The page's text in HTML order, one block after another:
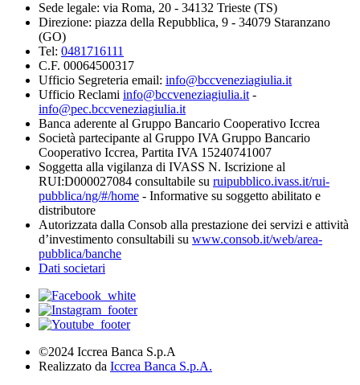
Sede legale: via Roma, 20 - 34132 Trieste (TS)
Direzione: piazza della Repubblica, 9 - 34079 Staranzano
(GO)
Tel: 0481716111
C.F. 00064500317
Ufficio Segreteria email: info@bccveneziagiulia.it
Ufficio Reclami info@bccveneziagiulia.it -
info@pec.bccveneziagiulia.it
Banca aderente al Gruppo Bancario Cooperativo Iccrea
Società partecipante al Gruppo IVA Gruppo Bancario
Cooperativo Iccrea, Partita IVA 15240741007
Soggetta alla vigilanza di IVASS N. Iscrizione al
RUI:D000027084 consultabile su ruipubblico.ivass.it/rui-
pubblica/ng/#/home - Informative su soggetto abilitato e
distributore
Autorizzata dalla Consob alla prestazione dei servizi e attività
d’investimento consultabili su www.consob.it/web/area-
pubblica/banche
Dati societari
©2024 Iccrea Banca S.p.A
Realizzato da Iccrea Banca S.p.A.